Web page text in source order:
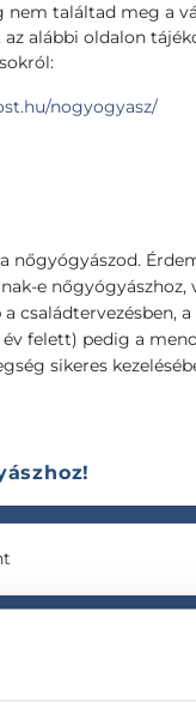
találtad meg a
alábbi oldalon
nogyogyasz/
nőgyógyászod.
e
családtervezésben,
felett) pedig a
sikeres